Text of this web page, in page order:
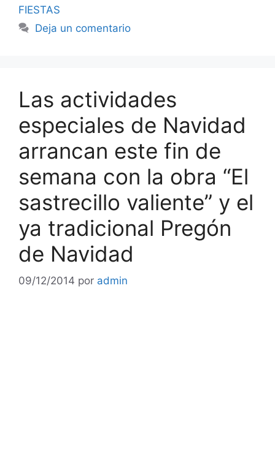
FIESTAS
Deja un comentario
Las actividades
especiales de Navidad
arrancan este fin de
semana con la obra “El
sastrecillo valiente” y el
ya tradicional Pregón
de Navidad
09/12/2014 por admin